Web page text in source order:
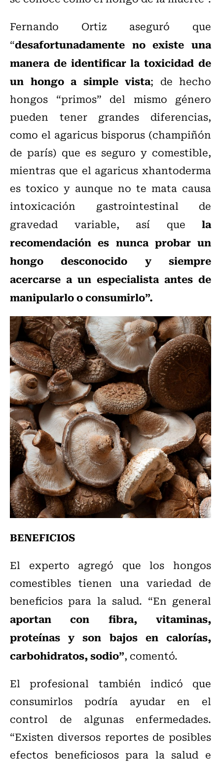
Fernando Ortiz aseguró que
“desafortunadamente no existe una
manera de identificar la toxicidad de
un hongo a simple vista; de hecho
hongos “primos” del mismo género
pueden tener grandes diferencias,
como el agaricus bisporus (champiñón
de parís) que es seguro y comestible,
mientras que el agaricus xhantoderma
es toxico y aunque no te mata causa
intoxicación gastrointestinal de
gravedad variable, así que la
recomendación es nunca probar un
hongo desconocido y siempre
acercarse a un especialista antes de
manipularlo o consumirlo”.
BENEFICIOS
El experto agregó que los hongos
comestibles tienen una variedad de
beneficios para la salud. “En general
aportan con fibra, vitaminas,
proteínas y son bajos en calorías,
carbohidratos, sodio”, comentó.
El profesional también indicó que
consumirlos podría ayudar en el
control de algunas enfermedades.
“Existen diversos reportes de posibles
efectos beneficiosos para la salud e